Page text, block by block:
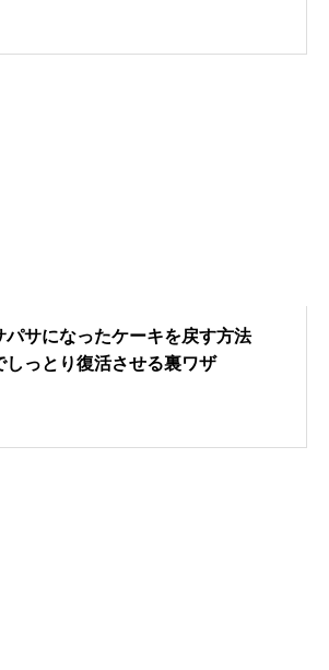
パサになったケーキを戻す方法
しっとり復活させる裏ワザ